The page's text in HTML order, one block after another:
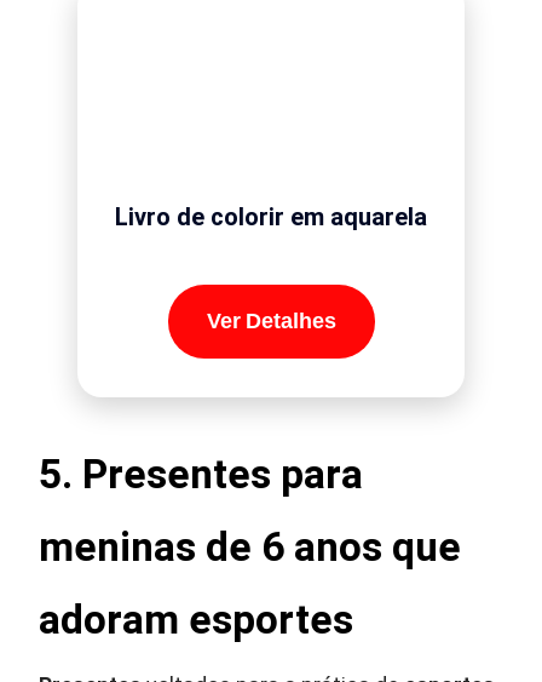
Livro de colorir em aquarela
Ver Detalhes
5. Presentes para
meninas de 6 anos que
adoram esportes